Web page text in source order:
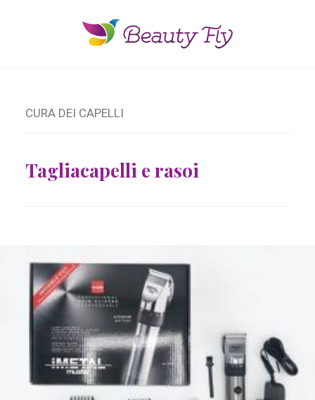
CURA DEI CAPELLI
Tagliacapelli e rasoi